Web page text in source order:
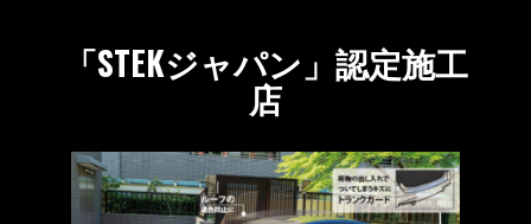
「STEKジャパン」認定施工
店